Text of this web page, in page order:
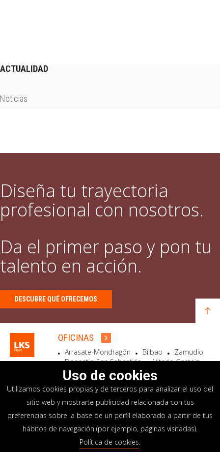
ACTUALIDAD
Noticias
Diseña tu trayectoria
profesional con nosotros.
Da el primer paso y pon tu
talento en acción.
DESCUBRE QUÉ OFRECEMOS
OFICINAS
Arrasate-Mondragón Bilbao
Zamudio
Donostia-San Sebastián
Vitoria-Gasteiz
Madrid
El Astillero Bidart
SEDE SOCIAL
CP 20500 GIPUZKOA – SPAIN
info@lksnext.com
Uso de cookies
Utilizamos cookies propias y de terceros para analizar el uso del
sitio web y mostrarte publicidad relacionada con tus
preferencias sobre la base de un perfil elaborado a partir de tus
hábitos de navegación (por ejemplo, páginas visitadas).
Política de cookies.